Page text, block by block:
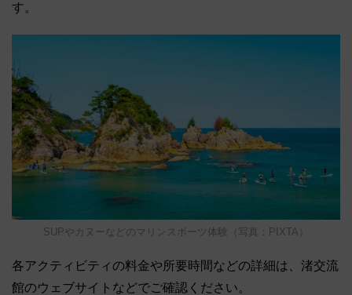
す。
SUPやカヌーなどのマリンスポーツ体験（写真：PIXTA）
各アクティビティの料金や所要時間などの詳細は、渚交流
館のウェブサイトなどでご確認ください。